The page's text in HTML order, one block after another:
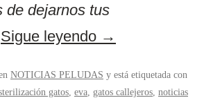
de dejarnos tus
Sigue leyendo →
NOTICIAS PELUDAS y está etiquetada con
gatos eva gatos callejeros noticias